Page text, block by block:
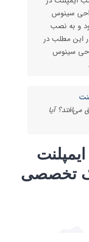
سینوس
و به نصب
این مطلب در
سینوس
می‌افتد؟ آیا
تخصصی